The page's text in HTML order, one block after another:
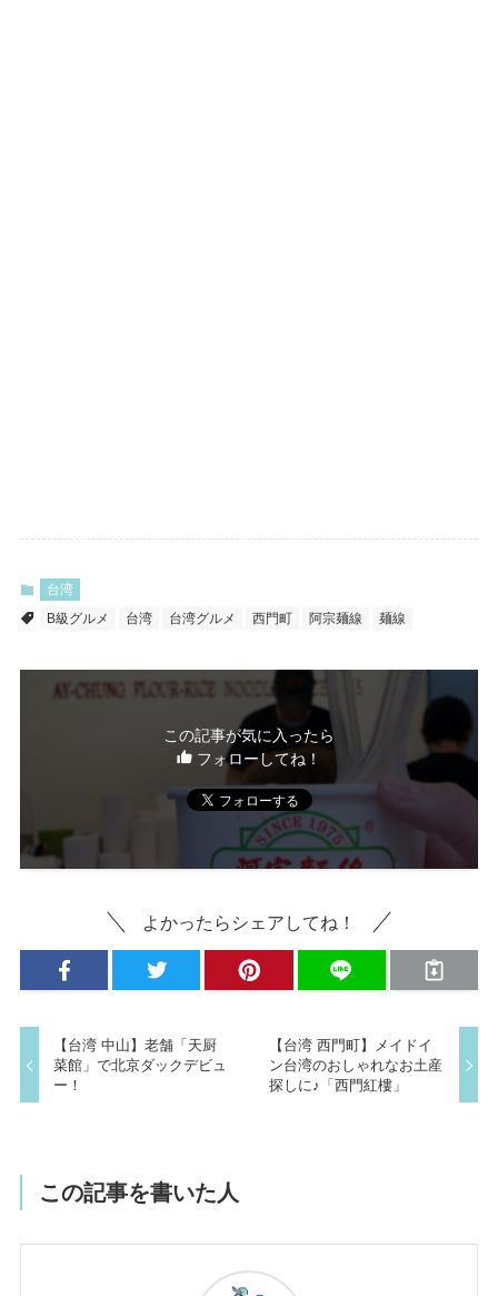
台湾
B級グルメ
台湾 台湾グルメ 西門町 阿宗麺線 麺線
この記事が気に入ったら
フォローしてね！
よかったらシェアしてね！
【台湾 中山】老舗「天厨
菜館」で北京ダックデビュ
ー！
【台湾 西門町】メイドイ
ン台湾のおしゃれなお土産
探しに♪「西門紅樓」
この記事を書いた人